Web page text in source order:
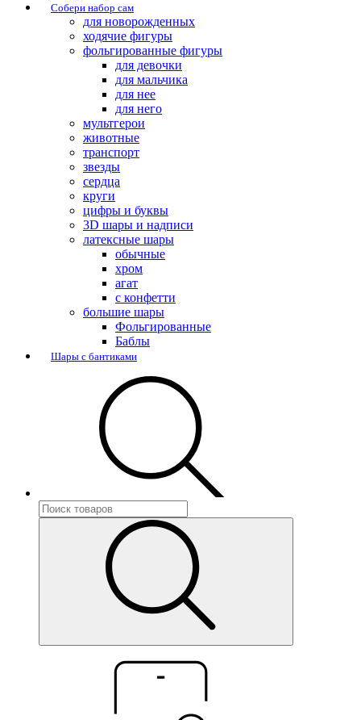
Собери набор сам
для новорожденных
ходячие фигуры
фольгированные фигуры
для девочки
для мальчика
для нее
для него
мультгерои
животные
транспорт
звезды
сердца
круги
цифры и буквы
3D шары и надписи
латексные шары
обычные
хром
агат
с конфетти
большие шары
Фольгированные
Баблы
Шары с бантиками